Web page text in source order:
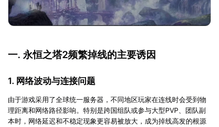
一. 永恒之塔2频繁掉线的主要诱因
1. 网络波动与连接问题
由于游戏采用了全球统一服务器，不同地区玩家在连线时会受到物
理距离和网络路径影响。特别是跨国组队或参与大型PVP、团队副
本时，网络延迟和不稳定现象更容易被放大，成为掉线高发的根源